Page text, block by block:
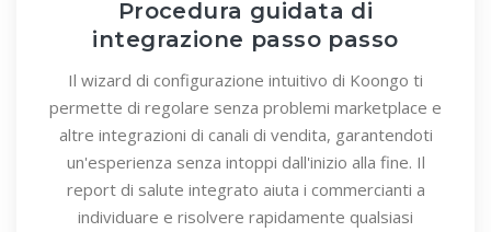
Procedura guidata di
integrazione passo passo
Il wizard di configurazione intuitivo di Koongo ti
permette di regolare senza problemi marketplace e
altre integrazioni di canali di vendita, garantendoti
un'esperienza senza intoppi dall'inizio alla fine. Il
report di salute integrato aiuta i commercianti a
individuare e risolvere rapidamente qualsiasi